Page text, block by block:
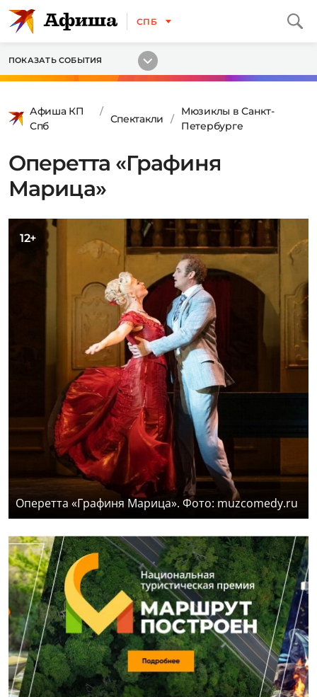
СПБ
ПОКАЗАТЬ СОБЫТИЯ
Афиша КП
Спб
Спектакли
Мюзиклы в Санкт-
Петербурге
Оперетта «Графиня
Марица»
12+
Оперетта «Графиня Марица». Фото: muzcomedy.ru